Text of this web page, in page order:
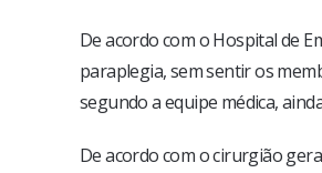
De acordo com o Hospital de
paraplegia, sem sentir os
segundo a equipe médica,
De acordo com o cirurgião